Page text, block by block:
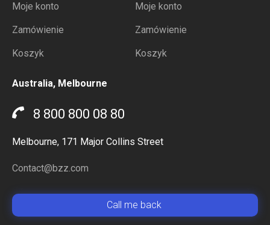
Moje konto
Zamówienie
Koszyk
Moje konto
Zamówienie
Koszyk
Australia, Melbourne
8 800 800 08 80
Melbourne, 171 Major Collins Street
Contact@bzz.com
Сall me back